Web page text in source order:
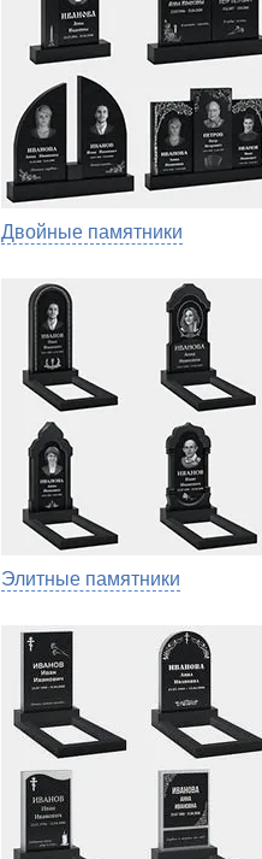
Двойные памятники
Элитные памятники